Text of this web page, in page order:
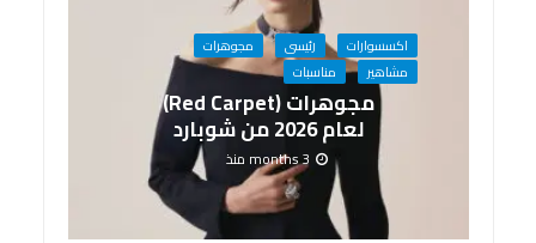
اكسسوارات رئيسى
مجوهرات
مشاهير
مناسبات
مجوهرات (Red Carpet)
لعام 2026 من شوبارد
3 months منذ